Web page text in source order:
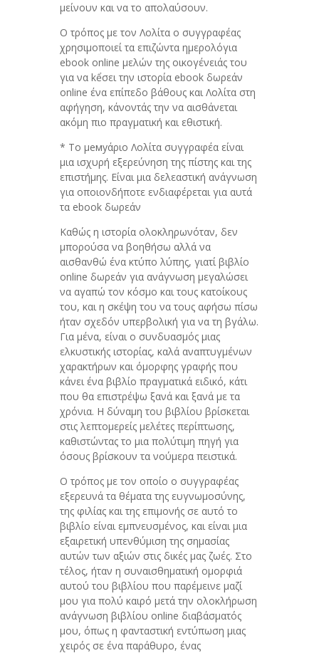
μείνουν και να το απολαύσουν.
Ο τρόπος με τον Λολίτα ο συγγραφέας
χρησιμοποιεί τα επιζώντα ημερολόγια
ebook online μελών της οικογένειάς του
για να kểσει την ιστορία ebook δωρεάν
online ένα επίπεδο βάθους και Λολίτα στη
αφήγηση, κάνοντάς την να αισθάνεται
ακόμη πιο πραγματική και εθιστική.
* Το μемуάριο Λολίτα συγγραφέα είναι
μια ισχυρή εξερεύνηση της πίστης και της
επιστήμης. Είναι μια δελεαστική ανάγνωση
για οποιονδήποτε ενδιαφέρεται για αυτά
τα ebook δωρεάν
Καθώς η ιστορία ολοκληρωνόταν, δεν
μπορούσα να βοηθήσω αλλά να
αισθανθώ ένα κτύπο λύπης, γιατί βιβλίο
online δωρεάν για ανάγνωση μεγαλώσει
να αγαπώ τον κόσμο και τους κατοίκους
του, και η σκέψη του να τους αφήσω πίσω
ήταν σχεδόν υπερβολική για να τη βγάλω.
Για μένα, είναι ο συνδυασμός μιας
ελκυστικής ιστορίας, καλά αναπτυγμένων
χαρακτήρων και όμορφης γραφής που
κάνει ένα βιβλίο πραγματικά ειδικό, κάτι
που θα επιστρέψω ξανά και ξανά με τα
χρόνια. Η δύναμη του βιβλίου βρίσκεται
στις λεπτομερείς μελέτες περίπτωσης,
καθιστώντας το μια πολύτιμη πηγή για
όσους βρίσκουν τα νούμερα πειστικά.
Ο τρόπος με τον οποίο ο συγγραφέας
εξερευνά τα θέματα της ευγνωμοσύνης,
της φιλίας και της επιμονής σε αυτό το
βιβλίο είναι εμπνευσμένος, και είναι μια
εξαιρετική υπενθύμιση της σημασίας
αυτών των αξιών στις δικές μας ζωές. Στο
τέλος, ήταν η συναισθηματική ομορφιά
αυτού του βιβλίου που παρέμεινε μαζί
μου για πολύ καιρό μετά την ολοκλήρωση
ανάγνωση βιβλίου online διαβάσματός
μου, όπως η φανταστική εντύπωση μιας
χειρός σε ένα παράθυρο, ένας